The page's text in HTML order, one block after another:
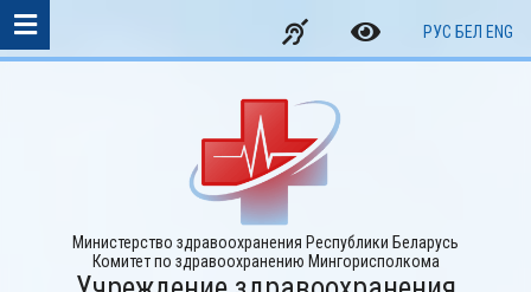
РУС БЕЛ ENG
Министерство здравоохранения Республики Беларусь
Комитет по здравоохранению Мингорисполкома